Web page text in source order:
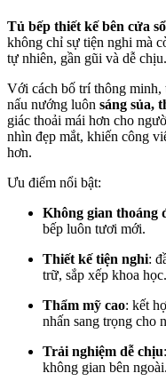
Tủ bếp thiết kế bên cửa
không chỉ sự tiện nghi mà
tự nhiên, gần gũi và dễ chịu.
Với cách bố trí thông minh,
nấu nướng luôn sáng sủa,
giác thoải mái hơn cho
nhìn đẹp mắt, khiến công
hơn.
Ưu điểm nổi bật:
Không gian thoáng
bếp luôn tươi mới.
Thiết kế tiện nghi:
trữ, sắp xếp khoa học.
Thẩm mỹ cao: kết
nhấn sang trọng cho
Trải nghiệm dễ chịu
không gian bên ngoài.